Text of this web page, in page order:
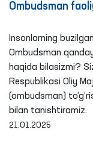
Ombudsman
Insonlarning
Ombudsman
haqida bilasizmi?
Respublikasi Oliy
(ombudsman)
bilan tanishtiramiz.
21.01.2025